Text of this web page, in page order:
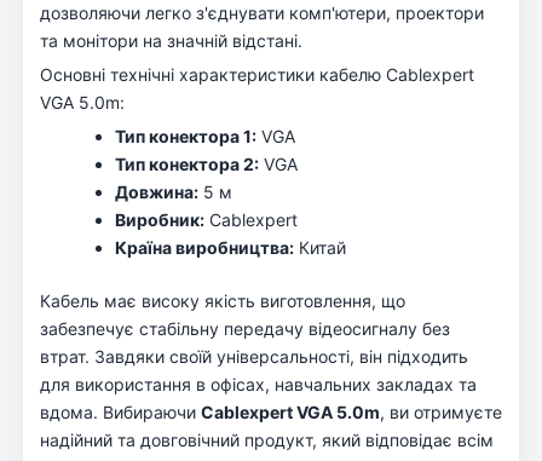
дозволяючи легко з'єднувати комп'ютери, проектори
та монітори на значній відстані.
Основні технічні характеристики кабелю Cablexpert
VGA 5.0m:
Тип конектора 1: VGA
Тип конектора 2: VGA
Довжина: 5 м
Виробник: Cablexpert
Країна виробництва: Китай
Кабель має високу якість виготовлення, що
забезпечує стабільну передачу відеосигналу без
втрат. Завдяки своїй універсальності, він підходить
для використання в офісах, навчальних закладах та
вдома. Вибираючи Cablexpert VGA 5.0m, ви отримуєте
надійний та довговічний продукт, який відповідає всім